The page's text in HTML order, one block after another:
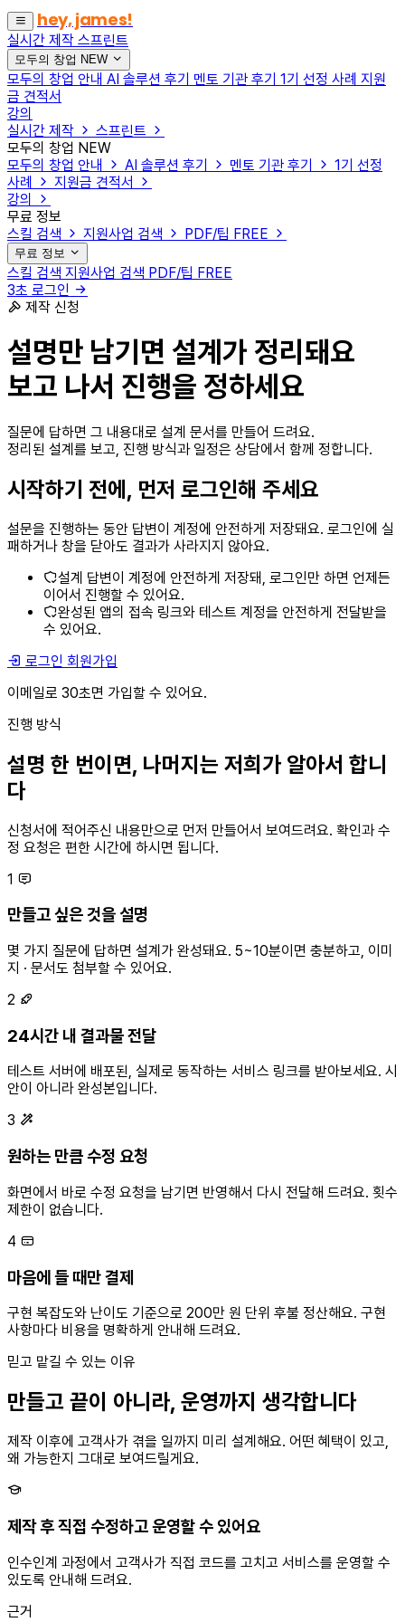
hey, james!
실시간 제작 스프린트
모두의 창업 NEW
모두의 창업 안내 AI 솔루션 후기 멘토 기관 후기 1기 선정 사례 지원
금 견적서
강의
실시간 제작
스프린트
모두의 창업 NEW
모두의 창업 안내
AI 솔루션 후기 멘토 기관 후기
1기 선정
사례
지원금 견적서
강의
무료 정보
스킬 검색
지원사업 검색 PDF/팁 FREE
무료 정보
스킬 검색 지원사업 검색 PDF/팁 FREE
3초 로그인
제작 신청
설명만 남기면 설계가 정리돼요
보고 나서 진행을 정하세요
질문에 답하면 그 내용대로 설계 문서를 만들어 드려요.
정리된 설계를 보고, 진행 방식과 일정은 상담에서 함께 정합니다.
시작하기 전에, 먼저 로그인해 주세요
설문을 진행하는 동안 답변이 계정에 안전하게 저장돼요. 로그인에 실
패하거나 창을 닫아도 결과가 사라지지 않아요.
설계 답변이 계정에 안전하게 저장돼, 로그인만 하면 언제든
이어서 진행할 수 있어요.
완성된 앱의 접속 링크와 테스트 계정을 안전하게 전달받을
수 있어요.
로그인 회원가입
이메일로 30초면 가입할 수 있어요.
진행 방식
설명 한 번이면, 나머지는 저희가 알아서 합니
다
신청서에 적어주신 내용만으로 먼저 만들어서 보여드려요. 확인과 수
정 요청은 편한 시간에 하시면 됩니다.
1
만들고 싶은 것을 설명
몇 가지 질문에 답하면 설계가 완성돼요. 5~10분이면 충분하고, 이미
지 · 문서도 첨부할 수 있어요.
2
24시간 내 결과물 전달
테스트 서버에 배포된, 실제로 동작하는 서비스 링크를 받아보세요. 시
안이 아니라 완성본입니다.
3
원하는 만큼 수정 요청
화면에서 바로 수정 요청을 남기면 반영해서 다시 전달해 드려요. 횟수
제한이 없습니다.
4
마음에 들 때만 결제
구현 복잡도와 난이도 기준으로 200만 원 단위 후불 정산해요. 구현
사항마다 비용을 명확하게 안내해 드려요.
믿고 맡길 수 있는 이유
만들고 끝이 아니라, 운영까지 생각합니다
제작 이후에 고객사가 겪을 일까지 미리 설계해요. 어떤 혜택이 있고,
왜 가능한지 그대로 보여드릴게요.
제작 후 직접 수정하고 운영할 수 있어요
인수인계 과정에서 고객사가 직접 코드를 고치고 서비스를 운영할 수
있도록 안내해 드려요.
근거